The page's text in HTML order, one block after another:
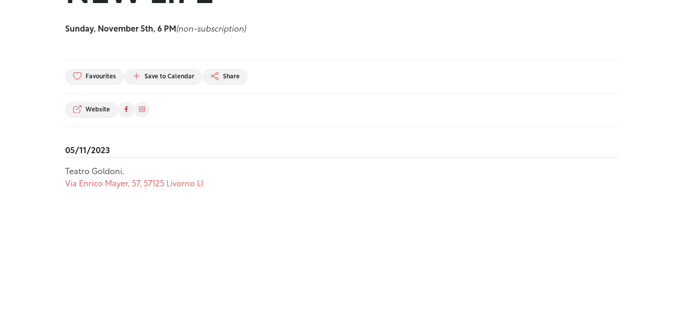
Sunday, November 5th, 6 PM (non-subscription)
Favourites Save to Calendar Share
Website
05/11/2023
Teatro Goldoni,
Via Enrico Mayer, 57, 57125 Livorno LI